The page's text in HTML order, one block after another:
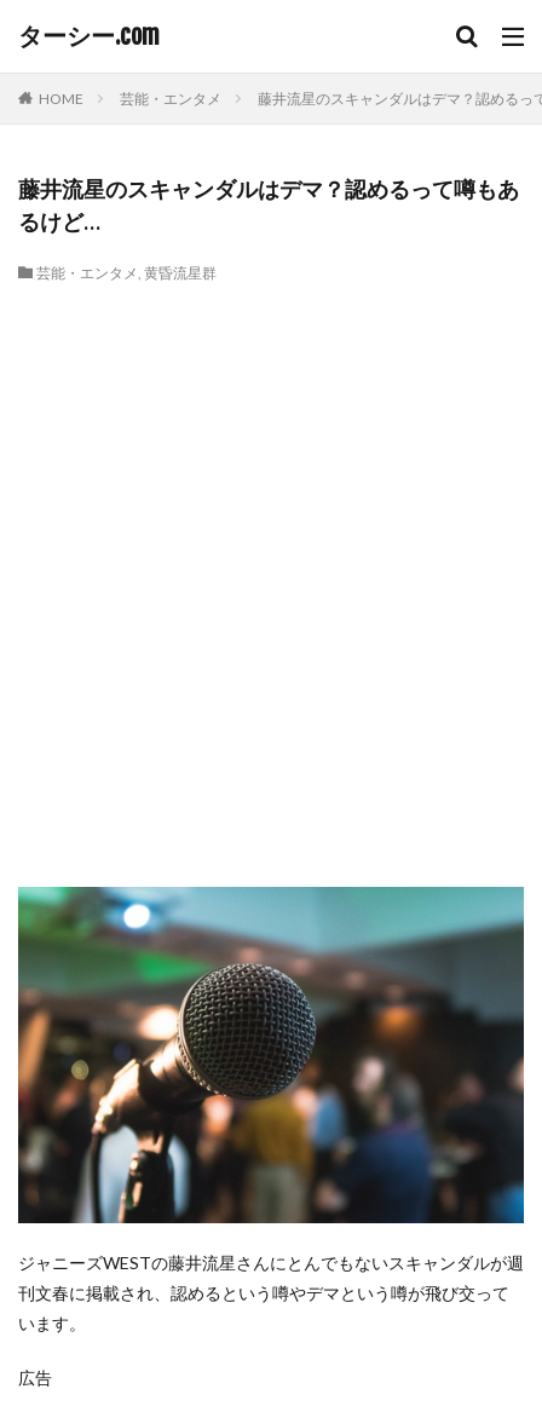
ターシー.com
HOME 芸能・エンタメ 藤井流星のスキャンダルはデマ？認めるっ
藤井流星のスキャンダルはデマ？認めるって噂もあ
るけど…
芸能・エンタメ, 黄昏流星群
ジャニーズWESTの藤井流星さんにとんでもないスキャンダルが週
刊文春に掲載され、認めるという噂やデマという噂が飛び交って
います。
広告